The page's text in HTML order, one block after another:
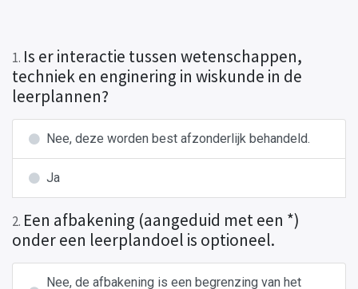
1. Is er interactie tussen wetenschappen,
techniek en enginering in wiskunde in de
leerplannen?
Nee, deze worden best afzonderlijk behandeld.
Ja
2. Een afbakening (aangeduid met een *)
onder een leerplandoel is optioneel.
Nee, de afbakening is een begrenzing van het